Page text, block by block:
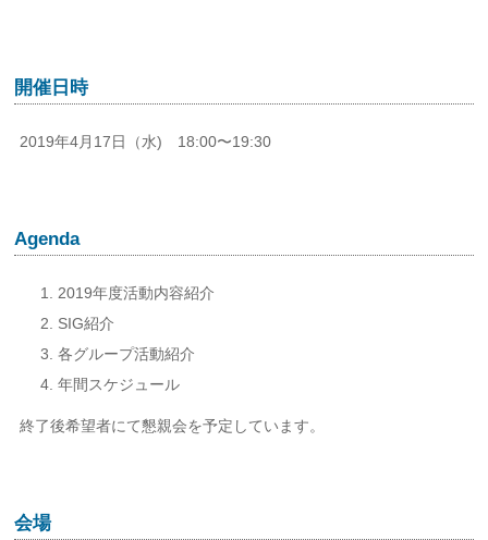
開催日時
2019年4月17日（水) 18:00〜19:30
Agenda
2019年度活動内容紹介
SIG紹介
各グループ活動紹介
年間スケジュール
終了後希望者にて懇親会を予定しています。
会場